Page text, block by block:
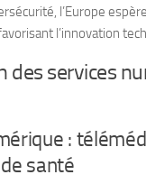
l’Europe
l’innovation
des services
:
santé